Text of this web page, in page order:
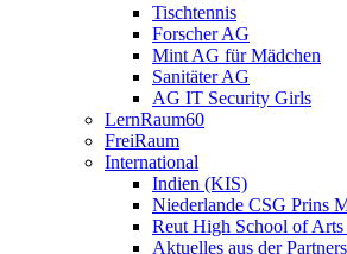
Tischtennis
Forscher AG
Mint AG für Mädchen
Sanitäter AG
AG IT Security Girls
LernRaum60
FreiRaum
International
Indien (KIS)
Niederlande CSG Prins
Reut High School of
Aktuelles aus der